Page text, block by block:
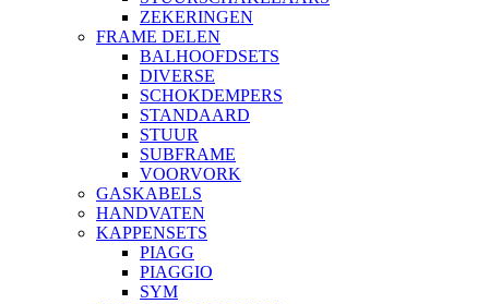
ZEKERINGEN
FRAME DELEN
BALHOOFDSETS
DIVERSE
SCHOKDEMPERS
STANDAARD
STUUR
SUBFRAME
VOORVORK
GASKABELS
HANDVATEN
KAPPENSETS
PIAGG
PIAGGIO
SYM